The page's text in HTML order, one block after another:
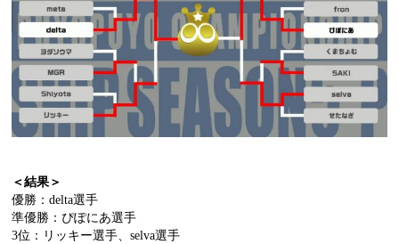
＜結果＞
優勝：delta選手
準優勝：ぴぽにあ選手
3位：リッキー選手、selva選手